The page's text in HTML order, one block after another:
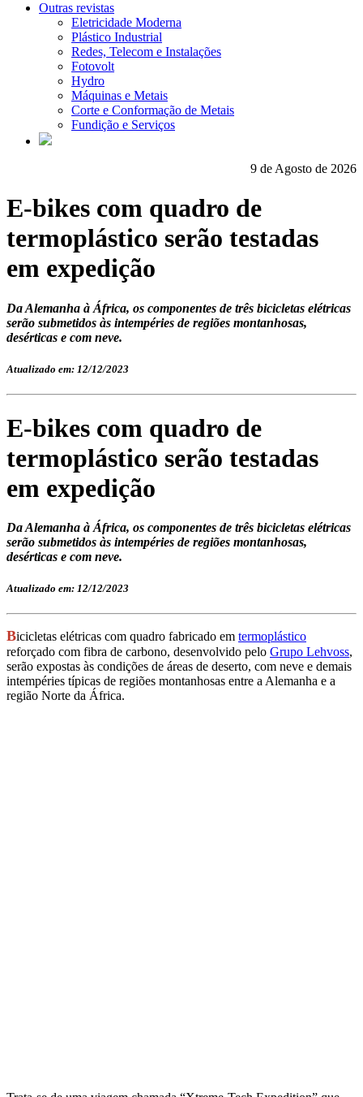
Outras revistas
Eletricidade Moderna
Plástico Industrial
Redes, Telecom e Instalações
Fotovolt
Hydro
Máquinas e Metais
Corte e Conformação de Metais
Fundição e Serviços
9 de Agosto de 2026
E-bikes com quadro de
termoplástico serão testadas
em expedição
Da Alemanha à África, os componentes de três bicicletas elétricas
serão submetidos às intempéries de regiões montanhosas,
desérticas e com neve.
Atualizado em: 12/12/2023
E-bikes com quadro de
termoplástico serão testadas
em expedição
Da Alemanha à África, os componentes de três bicicletas elétricas
serão submetidos às intempéries de regiões montanhosas,
desérticas e com neve.
Atualizado em: 12/12/2023
Bicicletas elétricas com quadro fabricado em termoplástico
reforçado com fibra de carbono, desenvolvido pelo Grupo Lehvoss,
serão expostas às condições de áreas de deserto, com neve e demais
intempéries típicas de regiões montanhosas entre a Alemanha e a
região Norte da África.